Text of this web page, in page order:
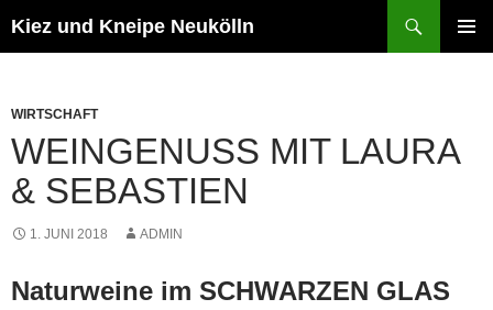
Inhalt
Kiez und Kneipe Neukölln
WIRTSCHAFT
WEINGENUSS MIT LAURA
& SEBASTIEN
1. JUNI 2018 ADMIN
Naturweine im SCHWARZEN GLAS